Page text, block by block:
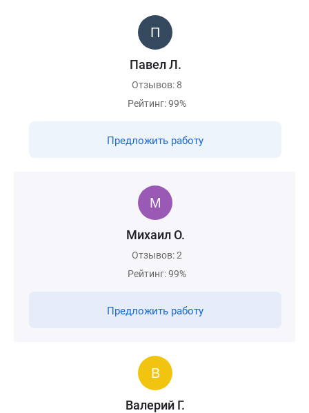
Павел Л.
Отзывов: 8
Рейтинг: 99%
Предложить работу
Михаил О.
Отзывов: 2
Рейтинг: 99%
Предложить работу
Валерий Г.